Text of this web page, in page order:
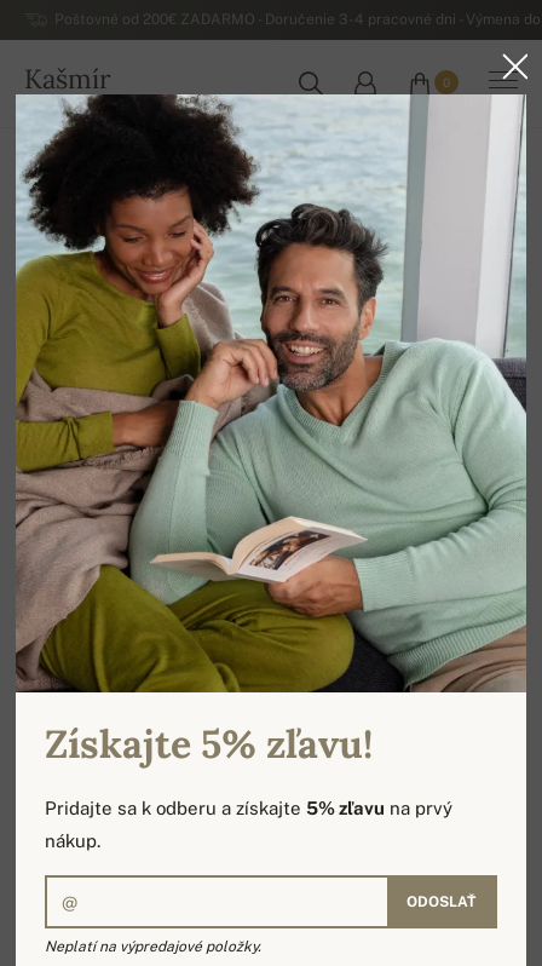
Poštovné od 200€ ZADARMO - Doručenie 3-4 pracovné dni - Výmena
Kašmír
SLOVENSKO
0
Zmena hesla
Zadajte prosím Vašu emailovú adresu, ktorú ste použili
pri registrácii.
Na tento email Vám bude zaslaný odkaz na stránku,
kde si budete moci svoje heslo zmeniť. Odkaz bude
platný iba nasledujúcich 24 hodín.
Registračný e-mail:
ODOSLAŤ
Ponúkame 100% kašmír Ručná výroba v Nepále
Veľkosť od XS po XXXXL Rýchle doručenie
Rýchla výmena tovaru
Získajte 5% zľavu!
Pridajte sa k odberu a získajte5% zľavu na prvý
nákup.
ODOSLAŤ
Neplatí na výpredajové položky.